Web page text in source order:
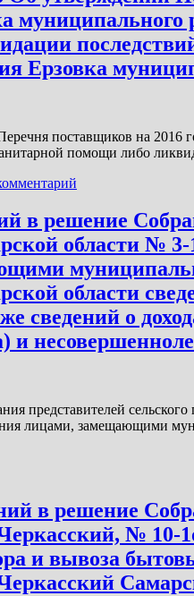
Ерзовка
поставщиков на 2016
помощи либо
в решение
области №
области
сведений о
и
представителей
лицами, замещающими
в решение
№ 10-
и вывоза